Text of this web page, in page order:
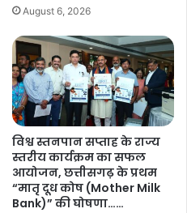
August 6, 2026
विश्व स्तनपान सप्ताह के राज्य
स्तरीय कार्यक्रम का सफल
आयोजन, छत्तीसगढ़ के प्रथम
“मातृ दूध कोष (Mother Milk
Bank)” की घोषणा……